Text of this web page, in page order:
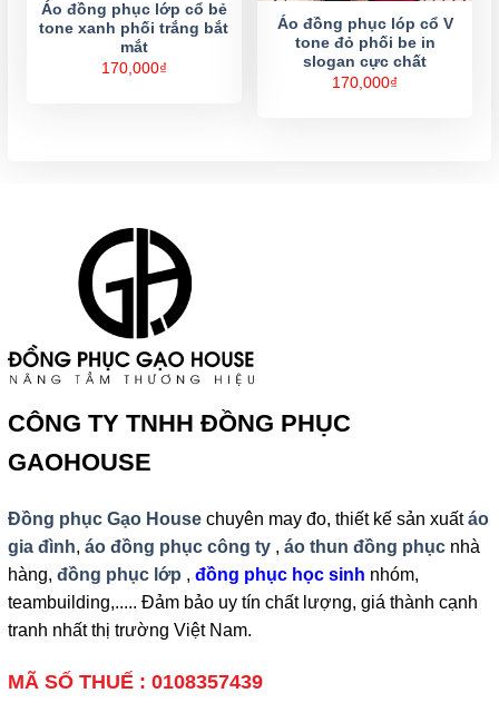
Áo đồng phục lớp cổ bẻ
tone xanh phối trắng bắt
mắt
170,000₫
Áo đồng phục lóp cổ V
tone đỏ phối be in
slogan cực chất
170,000₫
CÔNG TY TNHH ĐỒNG PHỤC
GAOHOUSE
Đồng phục Gạo Housechuyên may đo, thiết kế sản xuấtáo
gia đình, áo đồng phục công ty, áo thun đồng phụcnhà
hàng, đồng phục lớp , đồng phục học sinh nhóm,
teambuilding,..... Đảm bảo uy tín chất lượng, giá thành cạnh
tranh nhất thị trường Việt Nam.
MÃ SỐ THUẾ : 0108357439